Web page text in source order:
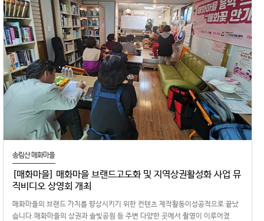
송림산 매화마을
[매화마을] 매화마을 브랜드고도화 및 지역상권활성화 사업 뮤
직비디오 상영회 개최
매화마을의 브랜드 가치를 향상시키기 위한 컨텐츠 제작활동이성공적으로 끝났
습니다.매화마을의 상권과 솔빛공원 등 주변 다양한 곳에서 촬영이 이루어졌